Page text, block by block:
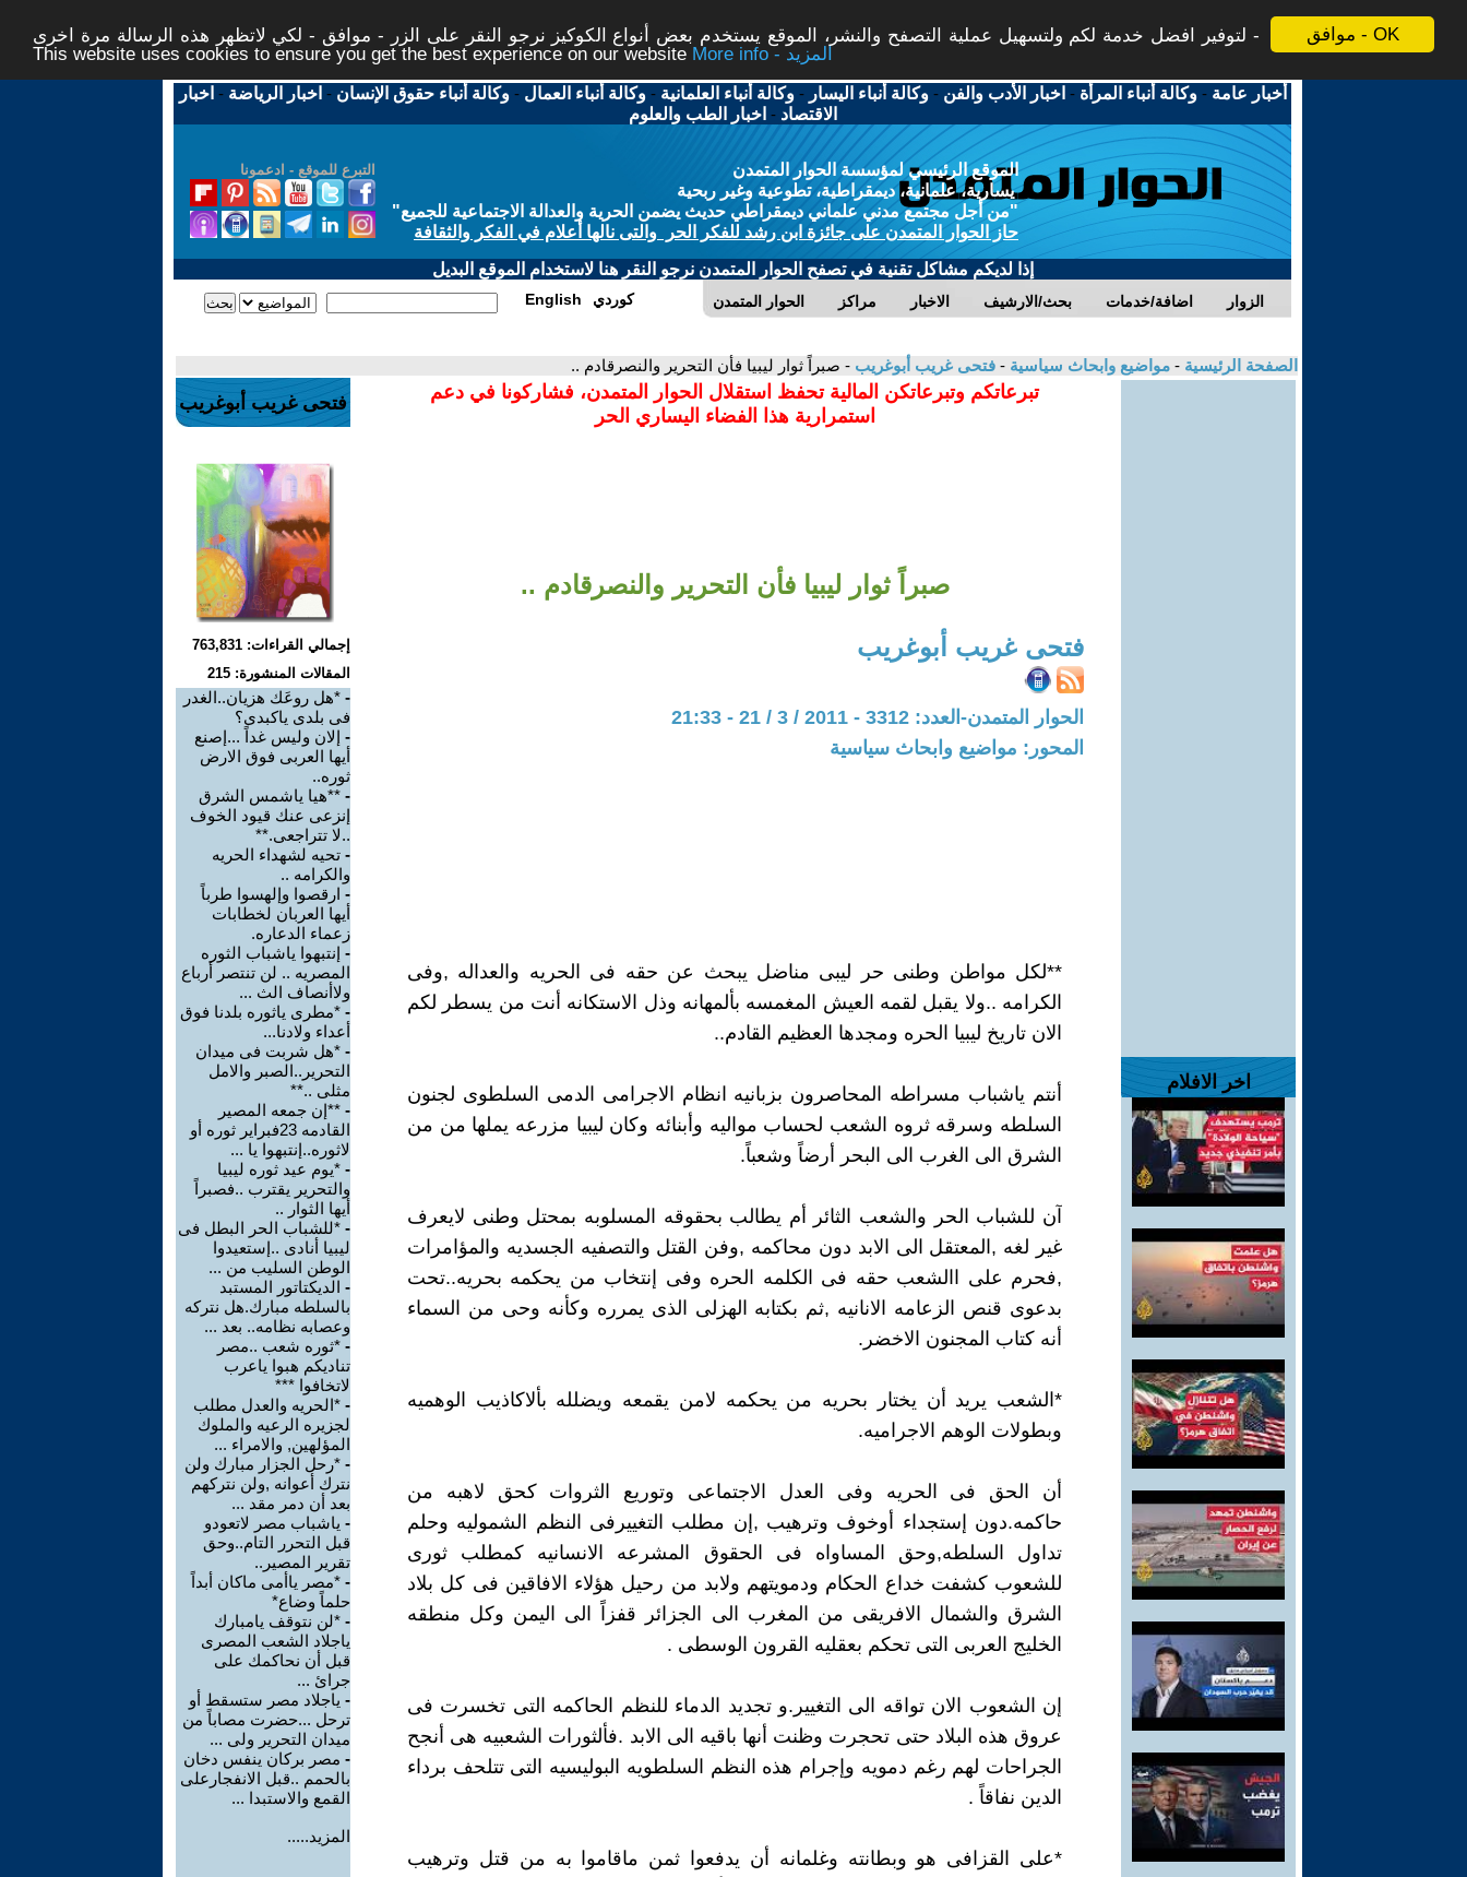
موافق - OK
لتوفير افضل خدمة لكم ولتسهيل عملية التصفح والنشر، الموقع يستخدم بعض أنواع الكوكيز نرجو النقر على الزر - موافق - لكي لاتظهر هذه الرسالة مرة اخرى -
This website uses cookies to ensure you get the best experience on our website
More info - المزيد
أخبار عامة -وكالة أنباء المرأة - اخبار الأدب والفن -وكالة أنباء اليسار -وكالة أنباء العلمانية -وكالة أنباء العمال -وكالة أنباء حقوق الإنسان - اخبار الرياضة - اخبار
الاقتصاد - اخبار الطب والعلوم
التبرع للموقع - ادعمونا
الموقع الرئيسي لمؤسسة الحوار المتمدن
يسارية، علمانية، ديمقراطية، تطوعية وغير ربحية
"من أجل مجتمع مدني علماني ديمقراطي حديث يضمن الحرية والعدالة الاجتماعية للجميع"
حاز الحوار المتمدن على جائزة ابن رشد للفكر الحر والتى نالها أعلام في الفكر والثقافة
إذا لديكم مشاكل تقنية في تصفح الحوار المتمدن نرجو النقر هنا لاستخدام الموقع البديل
الحوار المتمدن مراكز الاخبار بحث/الارشيف اضافة/خدمات الزوار English كوردي
الصفحة الرئيسية - مواضيع وابحاث سياسية - فتحى غريب أبوغريب - صبراً ثوار ليبيا فأن التحرير والنصرقادم ..
اخر الافلام
تبرعاتكم وتبرعاتكن المالية تحفظ استقلال الحوار المتمدن، فشاركونا في دعم
استمرارية هذا الفضاء اليساري الحر
صبراً ثوار ليبيا فأن التحرير والنصرقادم ..
فتحى غريب أبوغريب
الحوار المتمدن-العدد: 3312 - 2011 / 3 / 21 - 21:33
المحور: مواضيع وابحاث سياسية
**لكل مواطن وطنى حر ليبى مناضل يبحث عن حقه فى الحريه والعداله ,وفى
الكرامه ..ولا يقبل لقمه العيش المغمسه بألمهانه وذل الاستكانه أنت من يسطر لكم
الان تاريخ ليبيا الحره ومجدها العظيم القادم..
أنتم ياشباب مسراطه المحاصرون بزبانيه انظام الاجرامى الدمى السلطوى لجنون
السلطه وسرقه ثروه الشعب لحساب مواليه وأبنائه وكان ليبيا مزرعه يملها من من
الشرق الى الغرب الى البحر أرضاً وشعباً.
آن للشباب الحر والشعب الثائر أم يطالب بحقوقه المسلوبه بمحتل وطنى لايعرف
غير لغه ,المعتقل الى الابد دون محاكمه ,وفن القتل والتصفيه الجسديه والمؤامرات
,فحرم على االشعب حقه فى الكلمه الحره وفى إنتخاب من يحكمه بحريه..تحت
بدعوى قنص الزعامه الانانيه ,ثم بكتابه الهزلى الذى يمرره وكأنه وحى من السماء
أنه كتاب المجنون الاخضر.
*الشعب يريد أن يختار بحريه من يحكمه لامن يقمعه ويضلله بألاكاذيب الوهميه
وبطولات الوهم الاجراميه.
أن الحق فى الحريه وفى العدل الاجتماعى وتوريع الثروات كحق لاهبه من
حاكمه.دون إستجداء أوخوف وترهيب ,إن مطلب التغييرفى النظم الشموليه وحلم
تداول السلطه,وحق المساواه فى الحقوق المشرعه الانسانيه كمطلب ثورى
للشعوب كشفت خداع الحكام ودمويتهم ولابد من رحيل هؤلاء الافاقين فى كل بلاد
الشرق والشمال الافريقى من المغرب الى الجزائر قفزاً الى اليمن وكل منطقه
الخليج العربى التى تحكم بعقليه القرون الوسطى .
إن الشعوب الان تواقه الى التغيير.و تجديد الدماء للنظم الحاكمه التى تخسرت فى
عروق هذه البلاد حتى تحجرت وظنت أنها باقيه الى الابد .فألثورات الشعبيه هى أنجح
الجراحات لهم رغم دمويه وإجرام هذه النظم السلطويه البوليسيه التى تتلحف برداء
الدين نفاقاً .
*على القزافى هو وبطانته وغلمانه أن يدفعوا ثمن ماقاموا به من قتل وترهيب
فتحى غريب أبوغريب
إجمالي القراءات: 763,831
المقالات المنشورة: 215
- *هل روعَك هزيان..الغدر
فى بلدى ياكبدى؟
- إلان وليس غداً ...إصنع
أيها العربى فوق الارض
ثوره..
- **هيا ياشمس الشرق
إنزعى عنك قيود الخوف
..لا تتراجعى.**
- تحيه لشهداء الحريه
والكرامه ..
- ارقصوا وإلهسوا طرباً
أيها العربان لخطابات
زعماء الدعاره.
- إنتبهوا ياشباب الثوره
المصريه .. لن تنتصر أرباع
ولاأنصاف الث ...
- *مطرى ياثوره بلدنا فوق
أعداء ولادنا...
- *هل شربت فى ميدان
التحرير..الصبر والامل
مثلى ..**
- **إن جمعه المصير
القادمه 23فبراير ثوره أو
لاثوره..إنتبهوا يا ...
- *يوم عيد ثوره ليبيا
والتحرير يقترب ..فصبراً
أيها الثوار ..
- *للشباب الحر البطل فى
ليبيا أنادى ..إستعيدوا
الوطن السليب من ...
- الديكتاتور المستبد
بالسلطه مبارك.هل نتركه
وعصابه نظامه.. بعد ...
- *ثوره شعب ..مصر
تناديكم هبوا ياعرب
لاتخافوا ***
- *الحريه والعدل مطلب
لجزيره الرعيه والملوك
المؤلهين, والامراء ...
- *رحل الجزار مبارك ولن
نترك أعوانه ,ولن نتركهم
بعد أن دمر مقد ...
- ياشباب مصر لاتعودو
قبل التحرر التام..وحق
تقرير المصير..
- *مصر ياأمى ماكان أبداً
حلماً وضاع*
- *لن نتوقف يامبارك
ياجلاد الشعب المصرى
قبل أن نحاكمك على
جرائ ...
- ياجلاد مصر ستسقط أو
ترحل ...حضرت مصاباً من
ميدان التحرير ولى ...
- مصر بركان ينفس دخان
بالحمم ..قبل الانفجارعلى
القمع والاستبدا ...
المزيد.....